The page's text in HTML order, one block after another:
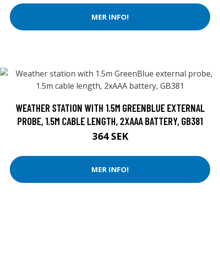
MER INFO!
WEATHER STATION WITH 1.5M GREENBLUE EXTERNAL
PROBE, 1.5M CABLE LENGTH, 2XAAA BATTERY, GB381
364 SEK
MER INFO!